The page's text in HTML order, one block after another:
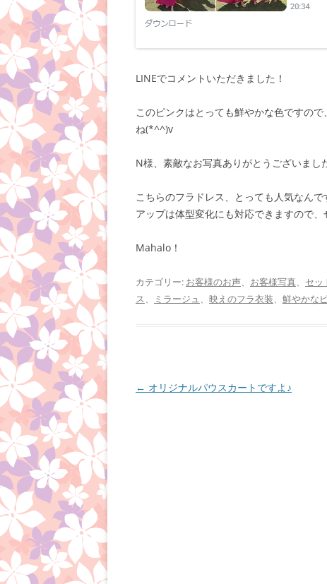
LINEでコメントいただきました！
このピンクはとっても鮮やかな色ですの
ね(*^^)v
N様、素敵なお写真ありがとうございまし
こちらのフラドレス、とっても人気なん
アップは体型変化にも対応できますので
Mahalo！
カテゴリー: お客様のお声、 お客様写真、 セッ
ス、 ミラージュ、 映えのフラ衣装、 鮮やかな
投
← オリジナルパウスカートですよ♪